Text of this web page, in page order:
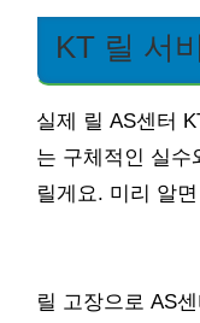
KT 릴 서
실제 릴 AS센터
는 구체적인 실수
릴게요. 미리 알
릴 고장으로 AS